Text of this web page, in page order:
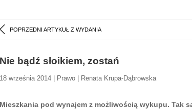
POPRZEDNI ARTYKUŁ Z WYDANIA
Nie bądź słoikiem, zostań
18 września 2014 | Prawo | Renata Krupa-Dąbrowska
Mieszkania pod wynajem z możliwością wykupu. Tak